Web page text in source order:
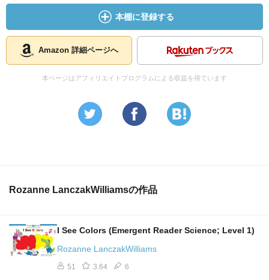
本棚に登録する
Amazon 詳細ページへ
本ページはアフィリエイトプログラムによる収益を得ています
Rozanne LanczakWilliamsの作品
I See Colors (Emergent Reader Science; Level 1)
Rozanne LanczakWilliams
51 3.64 6